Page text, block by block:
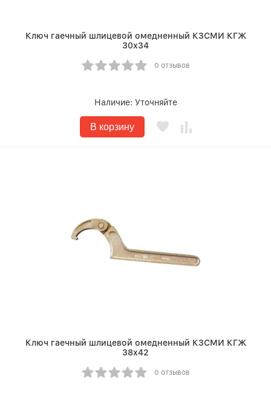
Ключ гаечный шлицевой омедненный КЗСМИ КГЖ
30х34
0 отзывов
Наличие: Уточняйте
В корзину
Ключ гаечный шлицевой омедненный КЗСМИ КГЖ
38х42
0 отзывов